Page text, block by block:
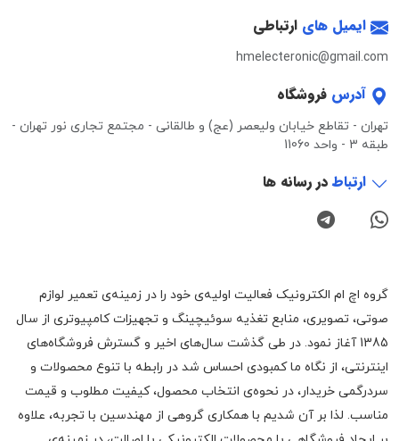
ایمیل های ارتباطی
hmelecteronic@gmail.com
آدرس فروشگاه
تهران - تقاطع خیابان ولیعصر (عج) و طالقانی - مجتمع تجاری نور تهران -
طبقه 3 - واحد 11060
ارتباطدر رسانه ها
گروه اچ ام الکترونیک فعالیت اولیه‌ی خود را در زمینه‌‌ی تعمیر لوازم
صوتی، تصویری، منابع تغذیه سوئیچینگ و تجهیزات کامپیوتری از سال
1385 آغاز نمود. در طی گذشت سال‌های اخیر و گسترش فروشگاه‌های
اینترنتی، از نگاه ما کمبودی احساس شد در رابطه با تنوع محصولات و
سردرگمی خریدار، در نحوه‌ی انتخاب محصول، کیفیت مطلوب و قیمت
مناسب. لذا بر آن شدیم با همکاری گروهی از مهندسین با تجربه، علاوه